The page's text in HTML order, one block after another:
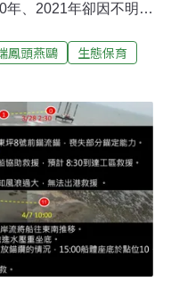
年、2021年卻因不明原
端鳳頭燕鷗保育的台
這兩年無颱風侵襲，
查相關事證，才能了
端鳳頭燕鷗陷生存危
）數量稀少，
認為已絕種，直到
馬祖拍攝鳳頭燕鷗時，
之鳥重現在世人面
鳳頭燕鷗繁殖紀錄。
續記錄到黑嘴端鳳頭
鳳頭燕鷗
生態保育